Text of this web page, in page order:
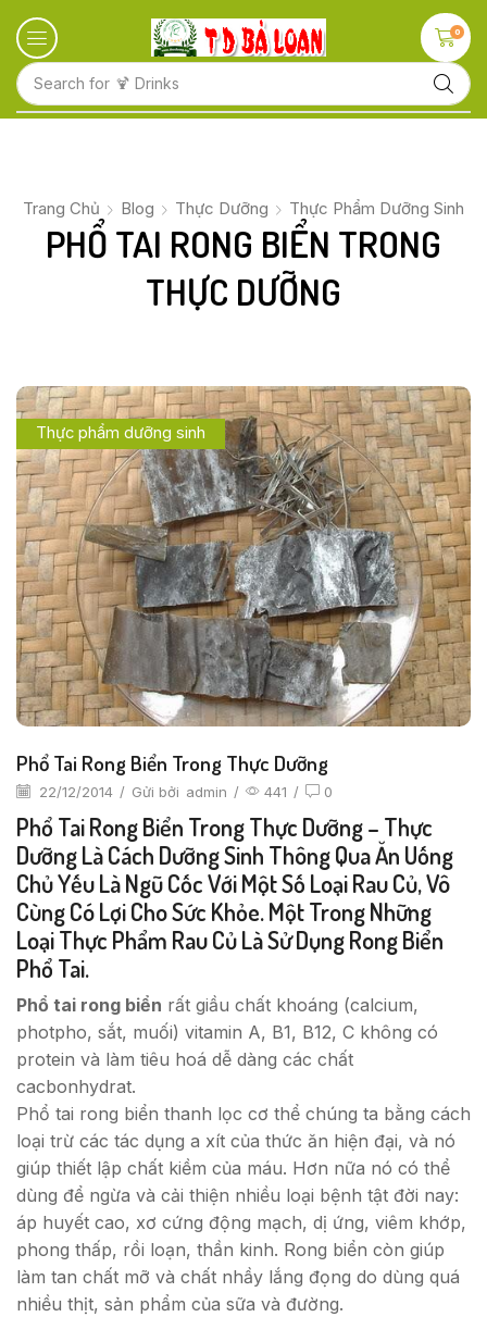
Search for 🍋 Fruits
0
Trang Chủ Blog Thực Dưỡng Thực Phẩm Dưỡng Sinh
PHỔ TAI RONG BIỂN TRONG
THỰC DƯỠNG
Thực phẩm dưỡng sinh
Phổ Tai Rong Biển Trong Thực Dưỡng
22/12/2014 / Gửi bởi admin / 441 / 0
Phổ Tai Rong Biển Trong Thực Dưỡng – Thực
Dưỡng Là Cách Dưỡng Sinh Thông Qua Ăn Uống
Chủ Yếu Là Ngũ Cốc Với Một Số Loại Rau Củ, Vô
Cùng Có Lợi Cho Sức Khỏe. Một Trong Những
Loại Thực Phẩm Rau Củ Là Sử Dụng Rong Biển
Phổ Tai.
Phổ tai rong biển rất giầu chất khoáng (calcium,
photpho, sắt, muối) vitamin A, B1, B12, C không có
protein và làm tiêu hoá dễ dàng các chất
cacbonhydrat.
Phổ tai rong biển thanh lọc cơ thể chúng ta bằng cách
loại trừ các tác dụng a xít của thức ăn hiện đại, và nó
giúp thiết lập chất kiềm của máu. Hơn nữa nó có thể
dùng để ngừa và cải thiện nhiều loại bệnh tật đời nay:
áp huyết cao, xơ cứng động mạch, dị ứng, viêm khớp,
phong thấp, rồi loạn, thần kinh. Rong biển còn giúp
làm tan chất mỡ và chất nhầy lắng đọng do dùng quá
nhiều thịt, sản phẩm của sữa và đường.